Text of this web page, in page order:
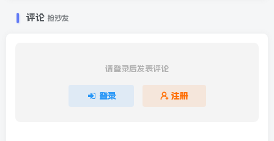
评论 抢沙发
请登录后发表评论
登录 注册